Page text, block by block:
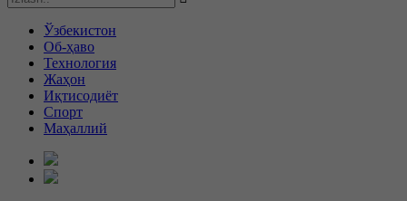
Ўзбекистон
Об-ҳаво
Технология
Жаҳон
Иқтисодиёт
Спорт
Маҳаллий